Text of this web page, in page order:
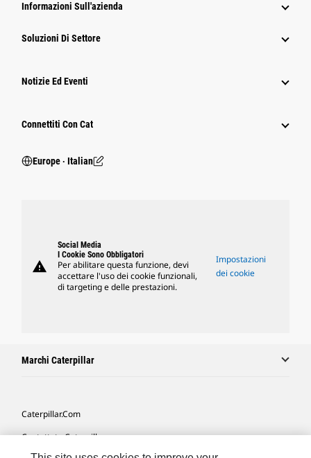
Informazioni Sull'azienda
Soluzioni Di Settore
Notizie Ed Eventi
Connettiti Con Cat
Europe ‧ Italian
warning
Social Media
I Cookie Sono Obbligatori
Per abilitare questa funzione, devi
accettare l'uso dei cookie funzionali,
di targeting e delle prestazioni.
Impostazioni
dei cookie
Marchi Caterpillar
Caterpillar.com
Contattate Caterpillar